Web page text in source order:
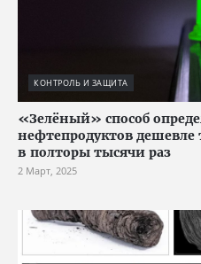
КОНТРОЛЬ И ЗАЩИТА
«Зелёный» способ
нефтепродуктов
в полторы тысячи раз
2 Март, 2025